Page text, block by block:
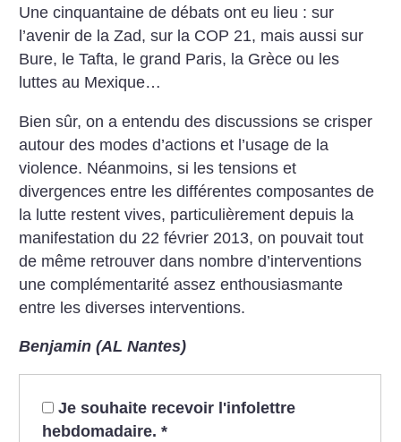
Une cinquantaine de débats ont eu lieu : sur
l’avenir de la Zad, sur la COP 21, mais aussi sur
Bure, le Tafta, le grand Paris, la Grèce ou les
luttes au Mexique…
Bien sûr, on a entendu des discussions se crisper
autour des modes d’actions et l’usage de la
violence. Néanmoins, si les tensions et
divergences entre les différentes composantes de
la lutte restent vives, particulièrement depuis la
manifestation du 22 février 2013, on pouvait tout
de même retrouver dans nombre d’interventions
une complémentarité assez enthousiasmante
entre les diverses interventions.
Benjamin (AL Nantes)
Je souhaite recevoir l'infolettre
hebdomadaire. *